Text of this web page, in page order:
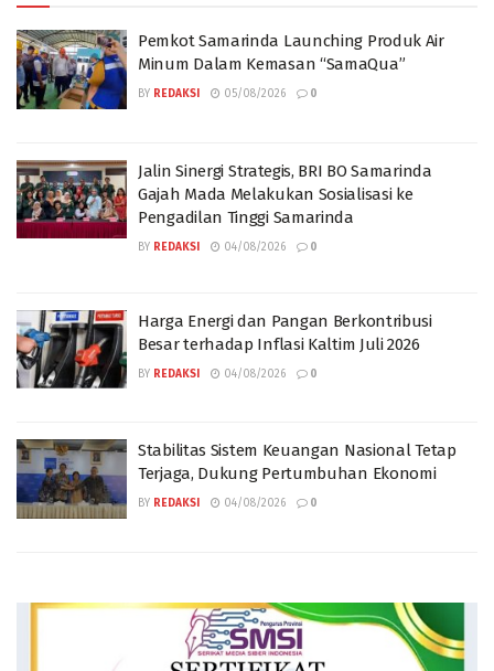
Pemkot Samarinda Launching Produk Air
Minum Dalam Kemasan “SamaQua”
BY REDAKSI 05/08/2026 0
Jalin Sinergi Strategis, BRI BO Samarinda
Gajah Mada Melakukan Sosialisasi ke
Pengadilan Tinggi Samarinda
BY REDAKSI 04/08/2026 0
Harga Energi dan Pangan Berkontribusi
Besar terhadap Inflasi Kaltim Juli 2026
BY REDAKSI 04/08/2026 0
Stabilitas Sistem Keuangan Nasional Tetap
Terjaga, Dukung Pertumbuhan Ekonomi
BY REDAKSI 04/08/2026 0